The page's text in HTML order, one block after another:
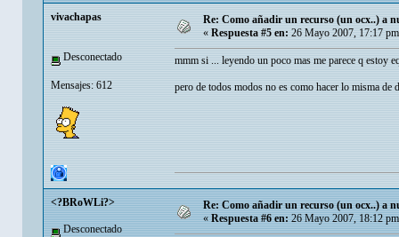
vivachapas
Desconectado
Mensajes: 612
Re: Como añadir un recurso (un ocx..) a
« Respuesta #5 en: 26 Mayo 2007, 17:17
mmm si ... leyendo un poco mas me parece q
pero de todos modos no es como hacer lo misma de
<?BRoWLi?>
Desconectado
Re: Como añadir un recurso (un ocx..) a
«Respuesta #6 en:26 Mayo 2007, 18:12